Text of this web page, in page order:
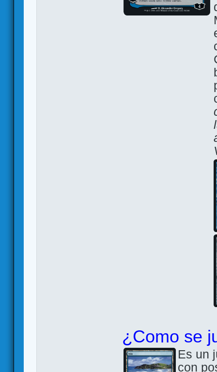
¿Como se
Es un
con